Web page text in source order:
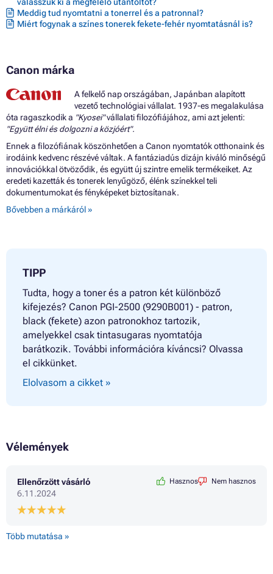
Meddig tud nyomtatni a tonerrel és a patronnal?
Miért fogynak a színes tonerek fekete-fehér nyomtatásnál is?
Canon márka
A felkelő nap országában, Japánban alapított
vezető technológiai vállalat. 1937-es megalakulása
óta ragaszkodik a "Kyosei"vállalati filozófiájához, ami azt jelenti:
"Együtt élni és dolgozni a közjóért".
Ennek a filozófiának köszönhetően a Canon nyomtatók otthonaink és
irodáink kedvenc részévé váltak. A fantáziadús dizájn kiváló minőségű
innovációkkal ötvöződik, és együtt új szintre emelik termékeiket. Az
eredeti kazetták és tonerek lenyűgöző, élénk színekkel teli
dokumentumokat és fényképeket biztosítanak.
Bővebben a márkáról »
TIPP
Tudta, hogy a toner és a patron két különböző
kifejezés? Canon PGI-2500 (9290B001) - patron,
black (fekete) azon patronokhoz tartozik,
amelyekkel csak tintasugaras nyomtatója
barátkozik. További információra kíváncsi? Olvassa
el cikkünket.
Elolvasom a cikket »
Vélemények
Ellenőrzött vásárló
6.11.2024
Hasznos Nem hasznos
Több mutatása »